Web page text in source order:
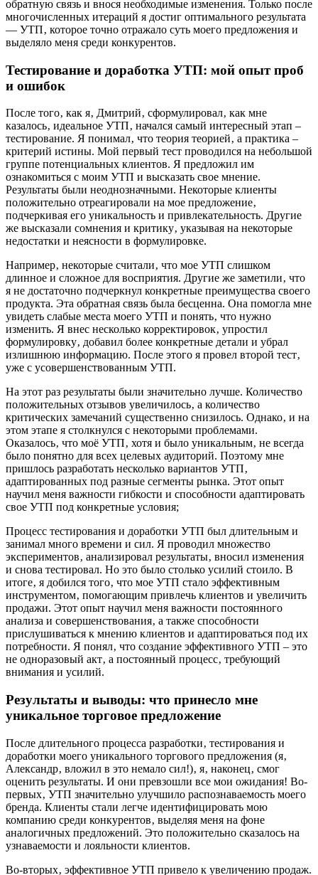
обратную связь и внося необходимые изменения. Только после
многочисленных итераций я достиг оптимального результата
— УТП‚ которое точно отражало суть моего предложения и
выделяло меня среди конкурентов.
Тестирование и доработка УТП: мой опыт проб
и ошибок
После того‚ как я‚ Дмитрий‚ сформулировал‚ как мне
казалось‚ идеальное УТП‚ начался самый интересный этап –
тестирование. Я понимал‚ что теория теорией‚ а практика –
критерий истины. Мой первый тест проводился на небольшой
группе потенциальных клиентов. Я предложил им
ознакомиться с моим УТП и высказать свое мнение.
Результаты были неоднозначными. Некоторые клиенты
положительно отреагировали на мое предложение‚
подчеркивая его уникальность и привлекательность. Другие
же высказали сомнения и критику‚ указывая на некоторые
недостатки и неясности в формулировке.
Например‚ некоторые считали‚ что мое УТП слишком
длинное и сложное для восприятия. Другие же заметили‚ что
я не достаточно подчеркнул конкретные преимущества своего
продукта. Эта обратная связь была бесценна. Она помогла мне
увидеть слабые места моего УТП и понять‚ что нужно
изменить. Я внес несколько корректировок‚ упростил
формулировку‚ добавил более конкретные детали и убрал
излишнюю информацию. После этого я провел второй тест‚
уже с усовершенствованным УТП.
На этот раз результаты были значительно лучше. Количество
положительных отзывов увеличилось‚ а количество
критических замечаний существенно снизилось. Однако‚ и на
этом этапе я столкнулся с некоторыми проблемами.
Оказалось‚ что моё УТП‚ хотя и было уникальным‚ не всегда
было понятно для всех целевых аудиторий. Поэтому мне
пришлось разработать несколько вариантов УТП‚
адаптированных под разные сегменты рынка. Этот опыт
научил меня важности гибкости и способности адаптировать
свое УТП под конкретные условия;
Процесс тестирования и доработки УТП был длительным и
занимал много времени и сил. Я проводил множество
экспериментов‚ анализировал результаты‚ вносил изменения
и снова тестировал. Но это было столько усилий стоило. В
итоге‚ я добился того‚ что мое УТП стало эффективным
инструментом‚ помогающим привлечь клиентов и увеличить
продажи. Этот опыт научил меня важности постоянного
анализа и совершенствования‚ а также способности
прислушиваться к мнению клиентов и адаптироваться под их
потребности. Я понял‚ что создание эффективного УТП – это
не одноразовый акт‚ а постоянный процесс‚ требующий
внимания и усилий.
Результаты и выводы: что принесло мне
уникальное торговое предложение
После длительного процесса разработки‚ тестирования и
доработки моего уникального торгового предложения (я‚
Александр‚ вложил в это немало сил!)‚ я‚ наконец‚ смог
оценить результаты. И они превзошли все мои ожидания! Во-
первых‚ УТП значительно улучшило распознаваемость моего
бренда. Клиенты стали легче идентифицировать мою
компанию среди конкурентов‚ выделяя меня на фоне
аналогичных предложений. Это положительно сказалось на
узнаваемости и лояльности клиентов.
Во-вторых‚ эффективное УТП привело к увеличению продаж.